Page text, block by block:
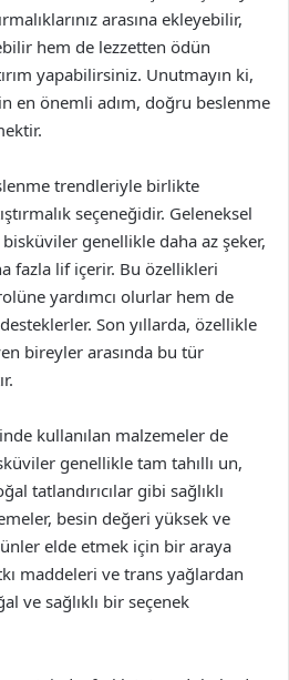
arasına ekleyebilir,
hem de lezzetten ödün
yapabilirsiniz. Unutmayın ki,
en önemli adım, doğru beslenme
trendleriyle birlikte
seçeneğidir. Geleneksel
genellikle daha az şeker,
fazla lif içerir. Bu özellikleri
yardımcı olurlar hem de
Son yıllarda, özellikle
bireyler arasında bu tür
kullanılan malzemeler de
genellikle tam tahıllı un,
tatlandırıcılar gibi sağlıklı
besin değeri yüksek ve
elde etmek için bir araya
maddeleri ve trans yağlardan
ve sağlıklı bir seçenek